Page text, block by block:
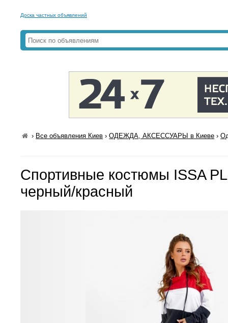
Доска частных объявлений
› Все объявления Киев ›ОДЕЖДА, АКСЕССУАРЫ в Киеве ›
Спортивные костюмы ISSA
черный/красный